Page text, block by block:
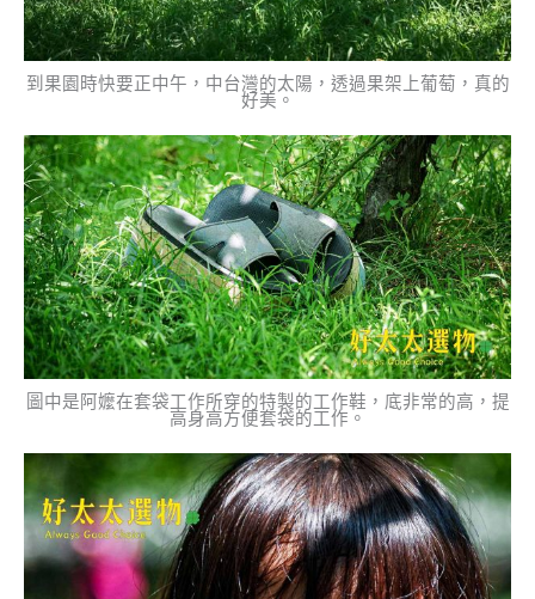
到果園時快要正中午，中台灣的太陽，透過果架上葡萄，真的
好美。
圖中是阿嬤在套袋工作所穿的特製的工作鞋，底非常的高，提
高身高方便套袋的工作。